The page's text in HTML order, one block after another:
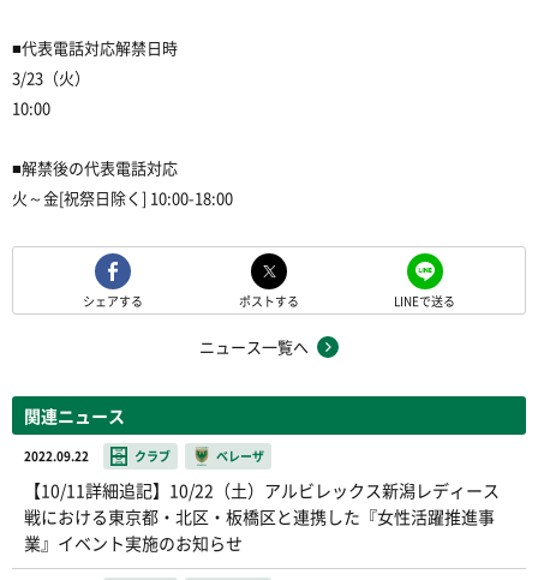
■代表電話対応解禁日時
3/23（火）
10:00
■解禁後の代表電話対応
火～金[祝祭日除く] 10:00-18:00
シェアする ポストする LINEで送る
ニュース一覧へ
関連ニュース
2022.09.22 クラブ ベレーザ
【10/11詳細追記】10/22（土）アルビレックス新潟レディース
戦における東京都・北区・板橋区と連携した『女性活躍推進事
業』イベント実施のお知らせ